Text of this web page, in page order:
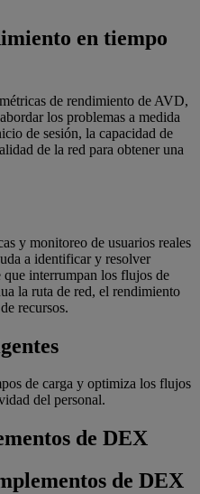
en tiempo
de rendimiento de AVD,
los problemas a medida
de sesión, la capacidad de
de la red para obtener una
y monitoreo de usuarios reales
a identificar y resolver
que interrumpan los flujos de
la ruta de red, el rendimiento
recursos.
de carga y optimiza los flujos
del personal.
de DEX
de DEX